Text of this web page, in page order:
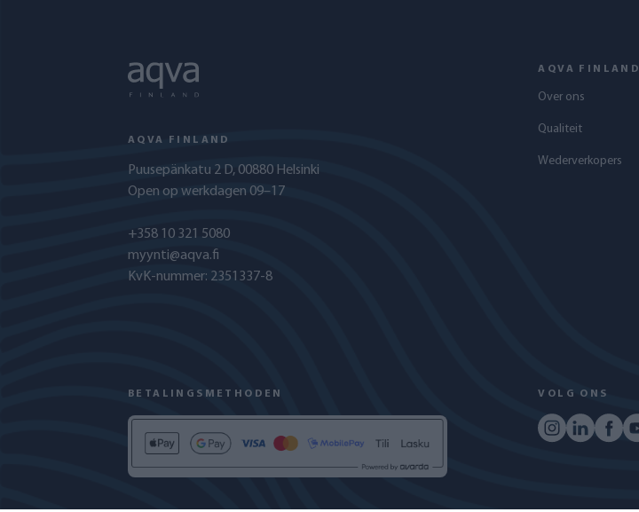
AQVA FINLAND
Puusepänkatu 2 D, 00880 Helsinki
Open op werkdagen 09–17
+358 10 321 5080
myynti@aqva.fi
KvK-nummer: 2351337-8
AQVA FINLAND
Over ons
Qualiteit
Wederverkopers
BETALINGSMETHODEN VOLG ONS